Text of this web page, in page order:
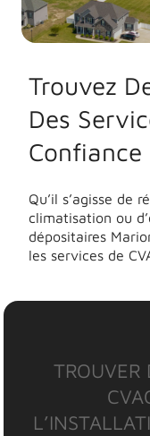
Trouvez
Des
Confiance
Qu’il s’agisse de
climatisation ou
dépositaires
les services de
TROUVER